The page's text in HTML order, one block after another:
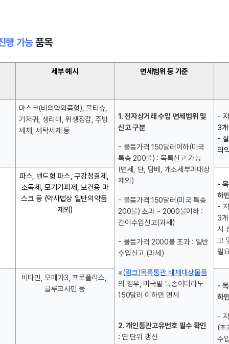
행 가능품목
세부 예시 면세범위 등 기준
마스크(비의약외품형), 물티슈,
기저귀, 생리대, 위생장갑, 주방
세제, 세탁세제 등
1. 전자상거래 수입 면세범위 및
신고 구분
- 물품가격 150달러이하(미국
특송 200불) : 목록신고 가능
(면세, 단, 담배, 개소세부과대상
제외)
- 물품가격 150달러(미국 특송
200불) 초과 ~ 2000불이하 :
간이수입신고(과세)
- 물품가격 2000불 초과 : 일반
수입신고 (과세)
※(링크)목록통관 배제대상물품
의 경우, 미국발 특송이더라도
150달러 이하만 면세
2. 개인통관고유번호 필수 확인
: 연 단위 갱신
-
3
-
의
파스, 밴드형 파스, 구강청결제,
소독제, 모기기피제, 보건용 마
스크 등 (약사법상 일반의약품
제외)
-
하
-
3
시
고
필
비타민, 오메가3, 프로폴리스,
글루코사민 등
-
하
-
(초
수